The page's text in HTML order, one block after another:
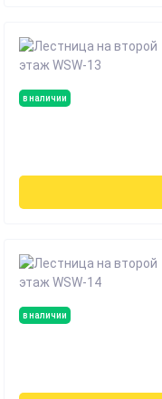
в наличии
в наличии